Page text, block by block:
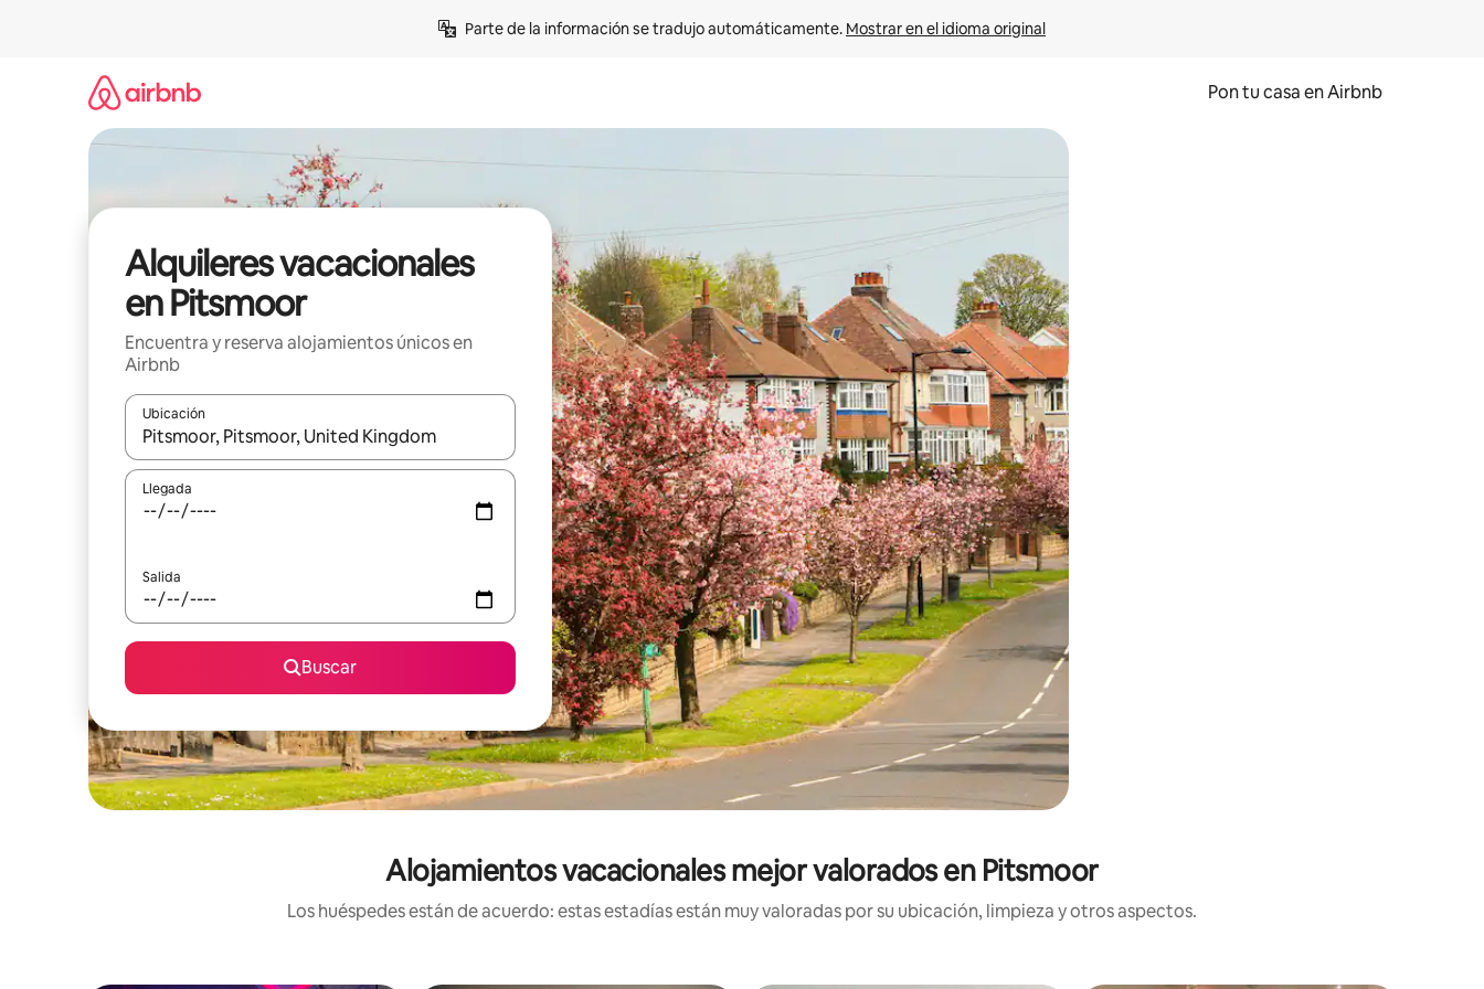
Parte de la información se tradujo automáticamente. Mostrar en el idioma original
Pon tu casa en Airbnb
Alquileres vacacionales
en Pitsmoor
Encuentra y reserva alojamientos únicos en
Airbnb
Ubicación
Cuando los resultados estén disponibles, navega con las teclas de flecha hacia arriba y hacia abajo o explora con el tacto o desliza el dedo.
Llegada
Salida
Buscar
Alojamientos vacacionales mejor valorados en Pitsmoor
Los huéspedes están de acuerdo: estas estadías están muy valoradas por su ubicación, limpieza y otros aspectos.